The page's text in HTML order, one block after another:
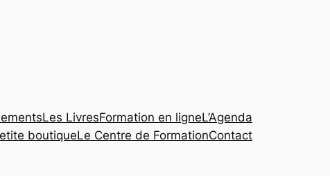
Les LivresFormation en ligneL’Agenda
boutiqueLe Centre de FormationContact